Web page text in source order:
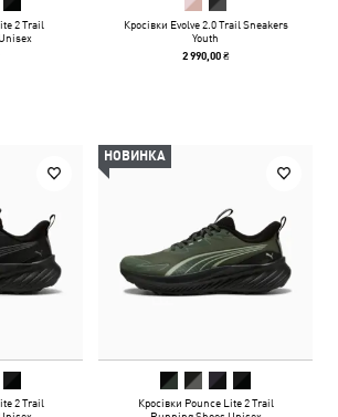
2 Trail
Кросівки Evolve 2.0 Trail Sneakers
Youth
2 990,00 ₴
2 Trail
НОВИНКА
Кросівки Pounce Lite 2 Trail